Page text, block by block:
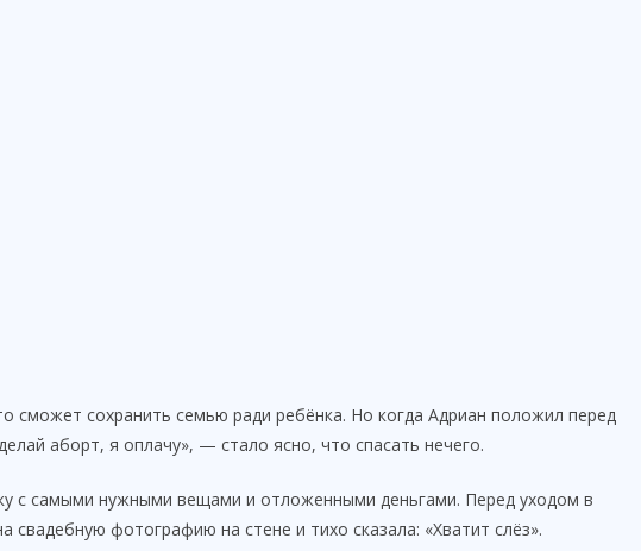
сможет сохранить семью ради ребёнка. Но когда Адриан положил перед
аборт, я оплачу», — стало ясно, что спасать нечего.
с самыми нужными вещами и отложенными деньгами. Перед уходом в
свадебную фотографию на стене и тихо сказала: «Хватит слёз».